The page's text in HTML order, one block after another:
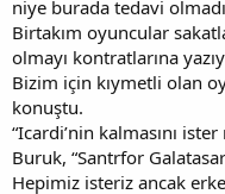
niye burada tedavi
Birtakım oyuncular
olmayı kontratlarına
Bizim için kıymetli olan
konuştu.
“Icardi’nin kalmasını
Buruk, “Santrfor
Hepimiz isteriz ancak